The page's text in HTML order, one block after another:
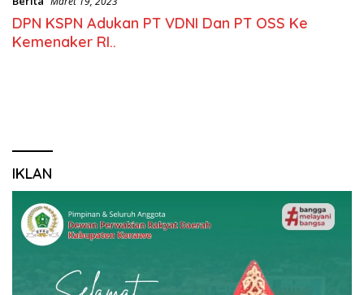
DPN KSPN Adukan PT VDNI Dan PT OSS Ke
Kemenaker RI..
IKLAN